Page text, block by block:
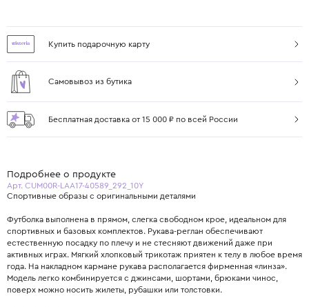
Купить подарочную карту
Самовывоз из бутика
Бесплатная доставка от 15 000 ₽ по всей России
Подробнее о продукте
Арт. CUM00R-LAA17-40589_292_10Y
Спортивные образы с оригинальными деталями
Футболка выполнена в прямом, слегка свободном крое, идеальном для
спортивных и базовых комплектов. Рукава-реглан обеспечивают
естественную посадку по плечу и не стесняют движений даже при
активных играх. Мягкий хлопковый трикотаж приятен к телу в любое время
года. На накладном кармане рукава располагается фирменная «линза».
Модель легко комбинируется с джинсами, шортами, брюками чинос,
поверх можно носить жилеты, рубашки или толстовки.